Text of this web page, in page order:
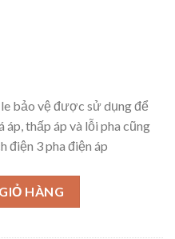
bảo vệ được sử dụng để
thấp áp và lỗi pha cũng
điện 3 pha điện áp
Cho Hệ Thống Điện 3 Pha
HÀNG